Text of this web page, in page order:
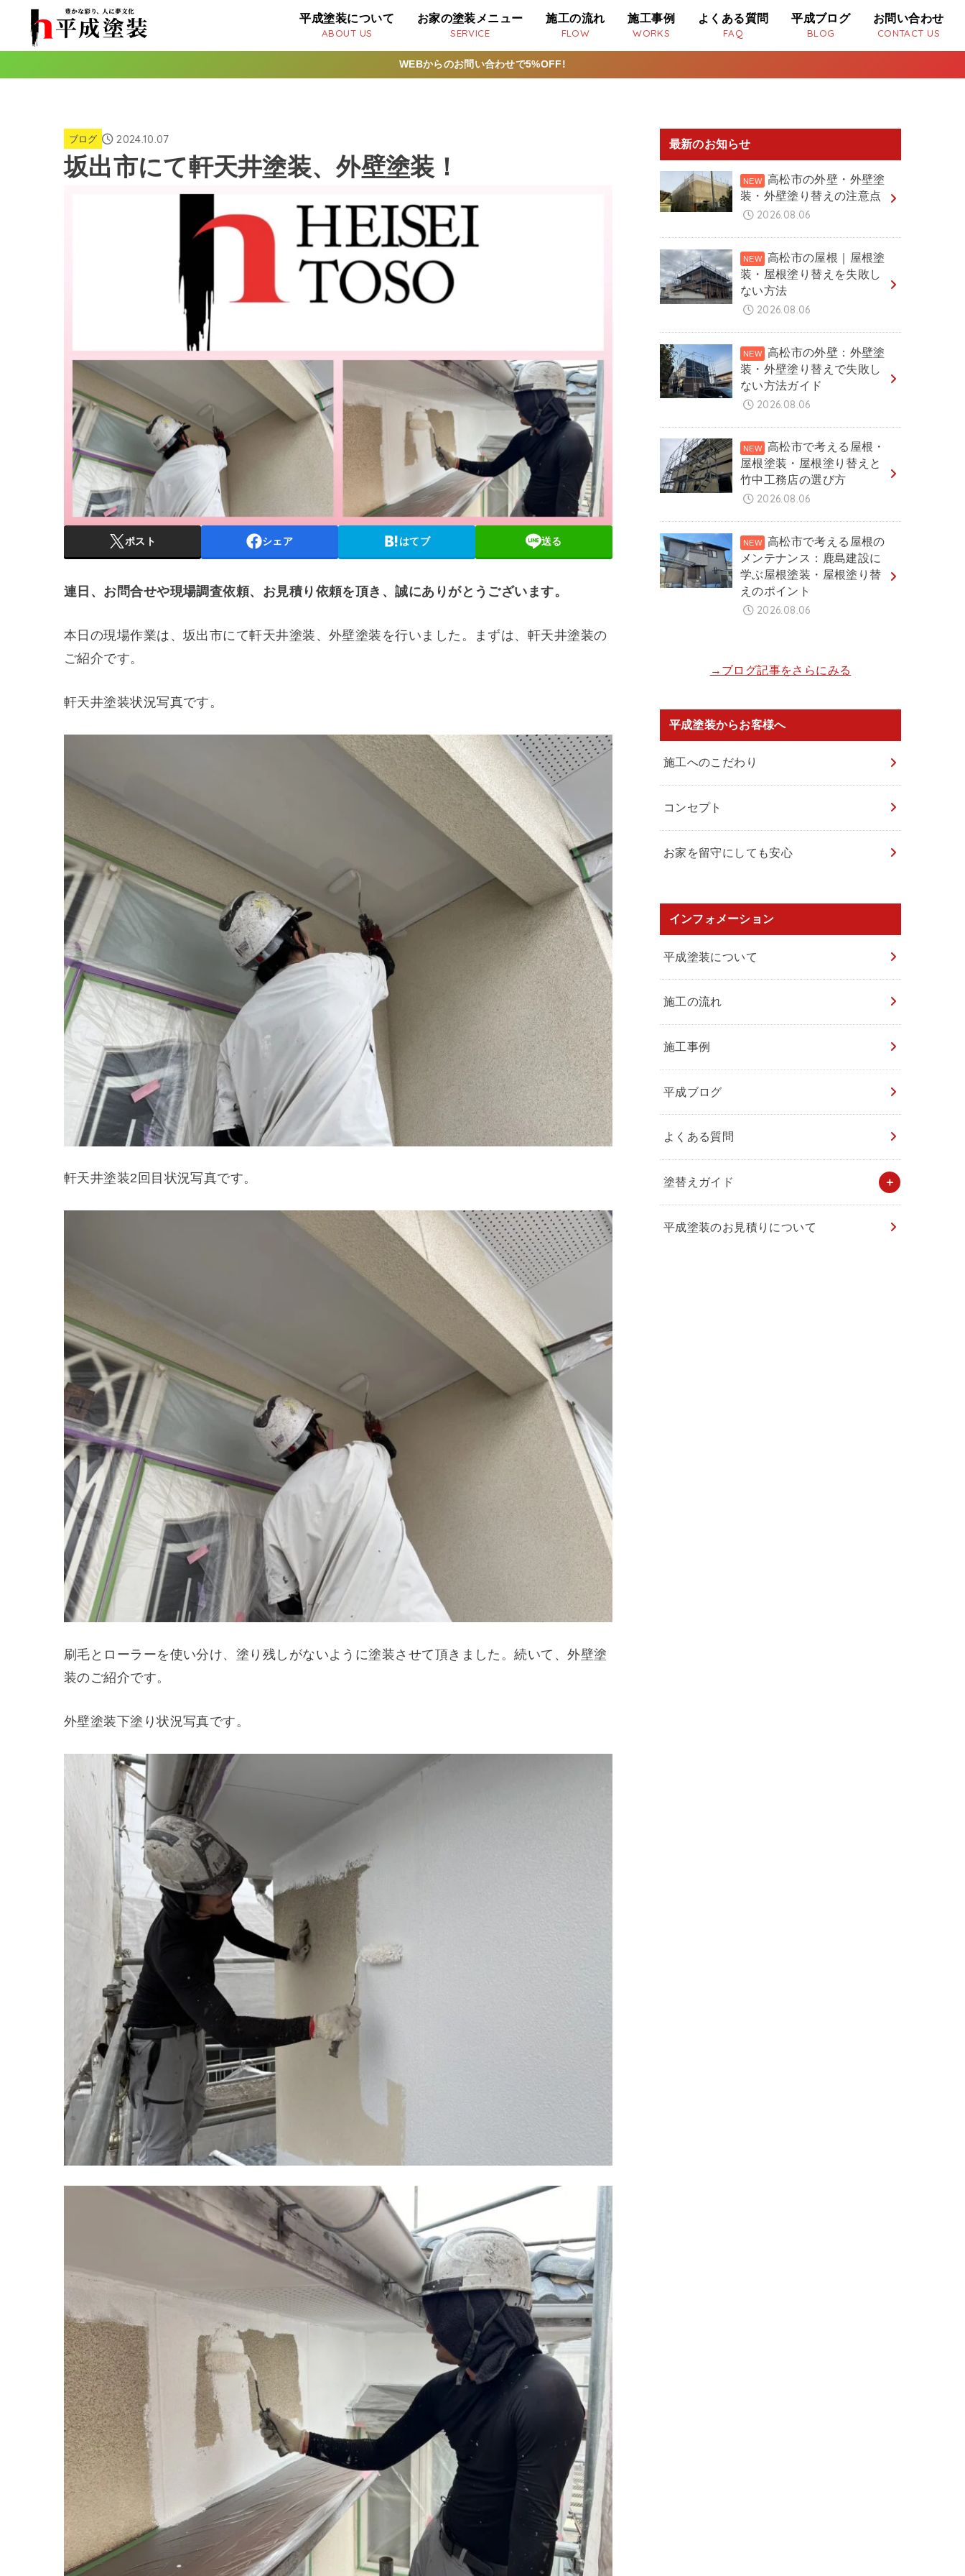
平成塗装について
ABOUT US
お家の塗装メニュー
SERVICE
施工の流れ
FLOW
施工事例
WORKS
よくある質問
FAQ
平成ブログ
BLOG
お問い合わせ
CONTACT US
WEBからのお問い合わせで5%OFF!
ブログ 2024.10.07
坂出市にて軒天井塗装、外壁塗装！
ポスト シェア はてブ 送る
連日、お問合せや現場調査依頼、お見積り依頼を頂き、誠にありがとうございます。
本日の現場作業は、坂出市にて軒天井塗装、外壁塗装を行いました。まずは、軒天井塗装の
ご紹介です。
軒天井塗装状況写真です。
軒天井塗装2回目状況写真です。
刷毛とローラーを使い分け、塗り残しがないように塗装させて頂きました。続いて、外壁塗
装のご紹介です。
外壁塗装下塗り状況写真です。
最新のお知らせ
高松市の外壁・外壁塗
装・外壁塗り替えの注意点
2026.08.06
高松市の屋根｜屋根塗
装・屋根塗り替えを失敗し
ない方法
2026.08.06
高松市の外壁：外壁塗
装・外壁塗り替えで失敗し
ない方法ガイド
2026.08.06
高松市で考える屋根・
屋根塗装・屋根塗り替えと
竹中工務店の選び方
2026.08.06
高松市で考える屋根の
メンテナンス：鹿島建設に
学ぶ屋根塗装・屋根塗り替
えのポイント
2026.08.06
→ブログ記事をさらにみる
平成塗装からお客様へ
施工へのこだわり
コンセプト
お家を留守にしても安心
インフォメーション
平成塗装について
施工の流れ
施工事例
平成ブログ
よくある質問
塗替えガイド
平成塗装のお見積りについて